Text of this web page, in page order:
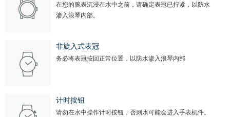
在您的腕表沉浸在水中之前，请确定表冠已拧紧，以防水
渗入浪琴内部。
非旋入式表冠
务必将表冠按回正常位置，以防水渗入浪琴内部
计时按钮
请勿在水中操作计时按钮，否则水可能会进入手表机件。